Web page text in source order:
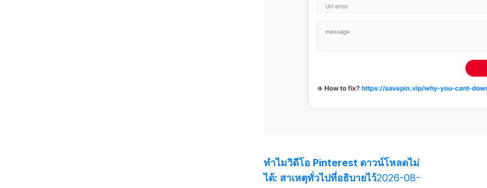
ทำไมวิดีโอ Pinterest ดาวน์โหลดไม่
ได้: สาเหตุทั่วไปที่อธิบายไว้2026-08-